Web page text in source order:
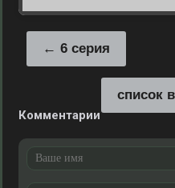
6 серия
список
Комментарии